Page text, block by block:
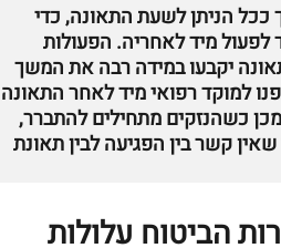
ככל הניתן לשעת התאונה, כדי
מיד לאחריה. הפעולות
יקבעו במידה רבה את המשך
למוקד רפואי מיד לאחר התאונה
כשהנזקים מתחילים להתברר,
קשר בין הפגיעה לבין תאונת
הביטוח עלולות